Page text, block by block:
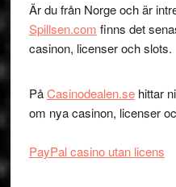
Är du från Norge och är
Spillsen.com finns det
casinon, licenser och slots.
PåCasinodealen.sehittar
om nya casinon, licenser
PayPal casino utan licens